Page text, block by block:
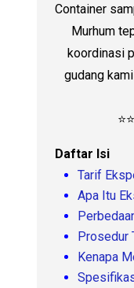
Container
Murhum
koordinasi
gudang
Daftar Isi
Tarif
Apa Itu
Prosedur
Kenapa